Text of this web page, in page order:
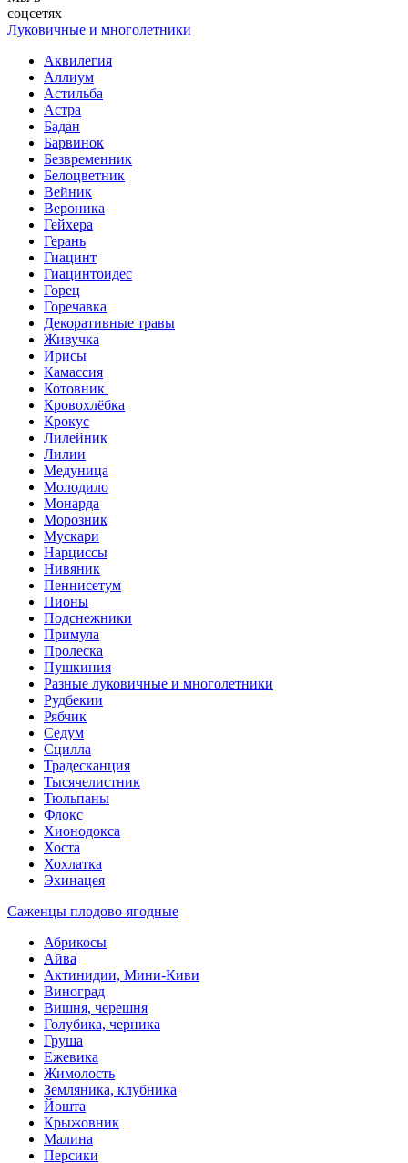
соцсетях
Луковичные и многолетники
Аквилегия
Аллиум
Астильба
Астра
Бадан
Барвинок
Безвременник
Белоцветник
Вейник
Вероника
Гейхера
Герань
Гиацинт
Гиацинтоидес
Горец
Горечавка
Декоративные травы
Живучка
Ирисы
Камассия
Котовник
Кровохлёбка
Крокус
Лилейник
Лилии
Медуница
Молодило
Монарда
Морозник
Мускари
Нарциссы
Нивяник
Пеннисетум
Пионы
Подснежники
Примула
Пролеска
Пушкиния
Разные луковичные и многолетники
Рудбекии
Рябчик
Седум
Сцилла
Традесканция
Тысячелистник
Тюльпаны
Флокс
Хионодокса
Хоста
Хохлатка
Эхинацея
Саженцы плодово-ягодные
Абрикосы
Айва
Актинидии, Мини-Киви
Виноград
Вишня, черешня
Голубика, черника
Груша
Ежевика
Жимолость
Земляника, клубника
Йошта
Крыжовник
Малина
Персики